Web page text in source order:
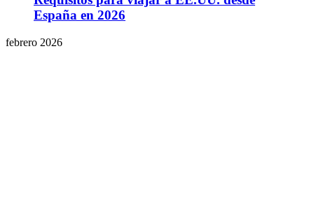
España en 2026
febrero 2026